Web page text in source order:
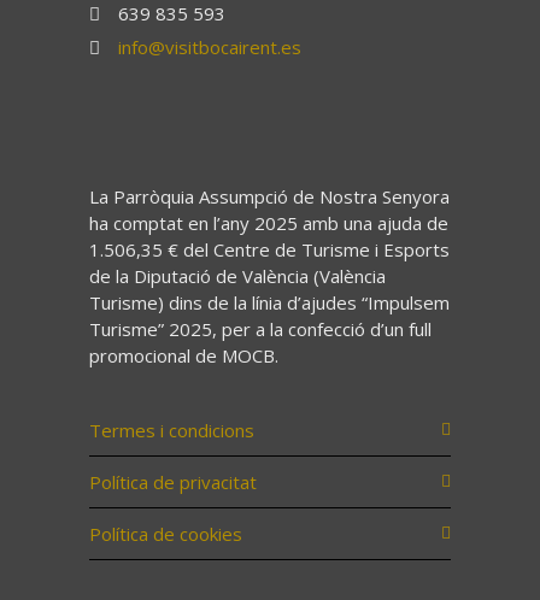
639 835 593
info@visitbocairent.es
La Parròquia Assumpció de Nostra Senyora
ha comptat en l’any 2025 amb una ajuda de
1.506,35 € del Centre de Turisme i Esports
de la Diputació de València (València
Turisme) dins de la línia d’ajudes “Impulsem
Turisme” 2025, per a la confecció d’un full
promocional de MOCB.
Termes i condicions
Política de privacitat
Política de cookies